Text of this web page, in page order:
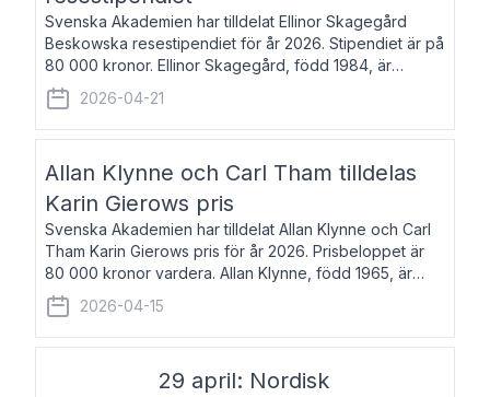
Svenska Akademien har tilldelat Ellinor Skagegård
Beskowska resestipendiet för år 2026. Stipendiet är på
80 000 kronor. Ellinor Skagegård, född 1984, är
författare, journalist och musiker. Hon skriver
återkommande för Svenska Dagbladet, Ups
2026-04-21
Allan Klynne och Carl Tham tilldelas
Karin Gierows pris
Svenska Akademien har tilldelat Allan Klynne och Carl
Tham Karin Gierows pris för år 2026. Prisbeloppet är
80 000 kronor vardera. Allan Klynne, född 1965, är
arkeolog, författare, översättare och fil.dr i antikens
kultur och samhällsliv. Ut
2026-04-15
29 april: Nordisk